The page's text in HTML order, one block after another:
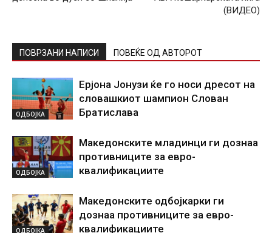
(ВИДЕО)
ПОВРЗАНИ НАПИСИ ПОВЕЌЕ ОД АВТОРОТ
ОДБОЈКА
Ерјона Јонузи ќе го носи дресот на
словашкиот шампион Слован
Братислава
ОДБОЈКА
Македонските младинци ги дознаа
противниците за евро-
квалификациите
ОДБОЈКА
Македонските одбојкарки ги
дознаа противниците за евро-
квалификациите